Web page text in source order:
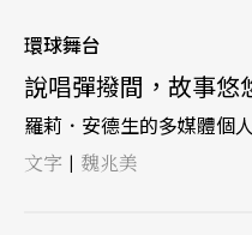
環球舞台
說唱彈撥間，故事悠
羅莉．安德生的多媒體個
文字 | 魏兆美